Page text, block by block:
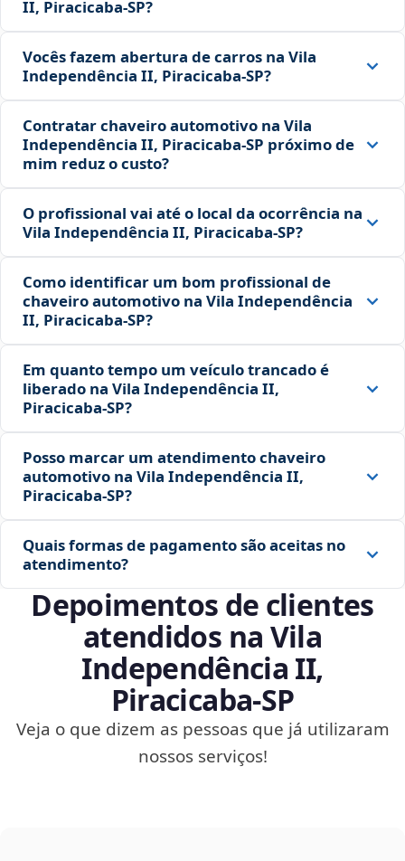
II, Piracicaba‑SP?
Vocês fazem abertura de carros na Vila
Independência II, Piracicaba‑SP?
Contratar chaveiro automotivo na Vila
Independência II, Piracicaba‑SP próximo de
mim reduz o custo?
O profissional vai até o local da ocorrência na
Vila Independência II, Piracicaba‑SP?
Como identificar um bom profissional de
chaveiro automotivo na Vila Independência
II, Piracicaba‑SP?
Em quanto tempo um veículo trancado é
liberado na Vila Independência II,
Piracicaba‑SP?
Posso marcar um atendimento chaveiro
automotivo na Vila Independência II,
Piracicaba‑SP?
Quais formas de pagamento são aceitas no
atendimento?
Depoimentos de clientes
atendidos na Vila
Independência II,
Piracicaba‑SP
Veja o que dizem as pessoas que já utilizaram
nossos serviços!